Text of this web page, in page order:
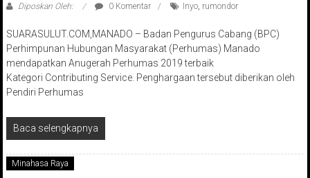
Diposkan Oleh: 0 Komentar Inyo, rumondor
SUARASULUT.COM,MANADO – Badan Pengurus Cabang (BPC)
Perhimpunan Hubungan Masyarakat (Perhumas) Manado
mendapatkan Anugerah Perhumas 2019 terbaik
Kategori Contributing Service. Penghargaan tersebut diberikan oleh
Pendiri Perhumas
Baca selengkapnya
Minahasa Raya